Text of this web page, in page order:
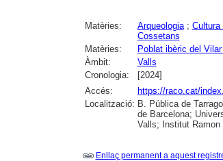
Matèries: Arqueologia; Cultura
Cossetans
Matèries:
Poblat ibèric del
Àmbit:
Valls
Cronologia:
[2024]
Accés:
https://raco.cat/
Localització: B. Pública de
de Barcelona;
Valls; Institut Ramon
Enllaç permanent a aquest